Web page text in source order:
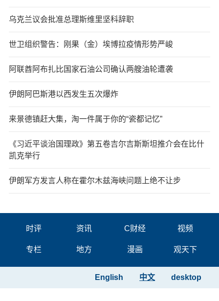
乌克兰议会批准总理斯维里坚科辞职
世卫组织警告：刚果（金）埃博拉疫情形势严峻
阿联酋阿布扎比国家石油公司确认两艘油轮遭袭
伊朗阿巴斯港以西发生五次爆炸
来景德镇赶大集，淘一件属于你的“瓷都记忆”
《习近平谈治国理政》第五卷吉尔吉斯斯坦推介会在比什
凯克举行
伊朗军方发言人称在霍尔木兹海峡问题上绝不让步
时评 资讯 C财经 视频
专栏 地方 漫画 观天下
desktop
中文
English